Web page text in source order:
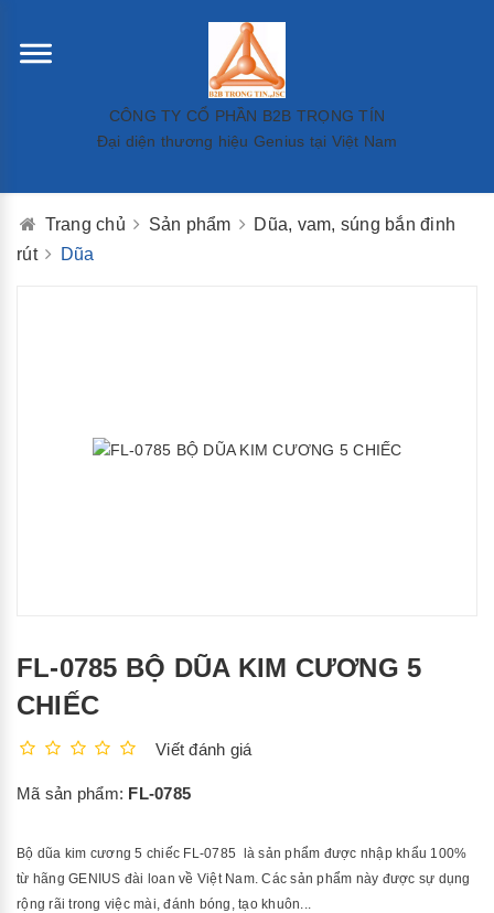
CÔNG TY CỔ PHẦN B2B TRỌNG TÍN
Đại diện thương hiệu Genius tại Việt Nam
Trang chủ Sản phẩm
Dũa, vam, súng bắn đinh
rút
Dũa
FL-0785 BỘ DŨA KIM CƯƠNG 5
CHIẾC
Viết đánh giá
Mã sản phẩm: FL-0785
Bộ dũa kim cương 5 chiếc FL-0785 là sản phẩm được nhập khẩu 100%
từ hãng GENIUS đài loan về Việt Nam. Các sản phẩm này được sự dụng
rộng rãi trong việc mài, đánh bóng, tạo khuôn...